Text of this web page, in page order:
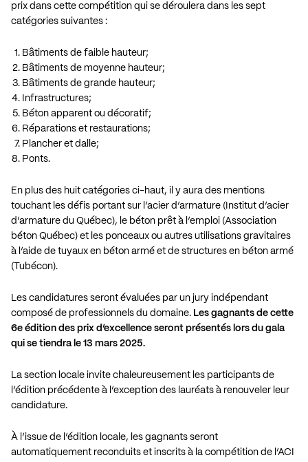
prix dans cette compétition qui se déroulera dans les sept
catégories suivantes :
Bâtiments de faible hauteur;
Bâtiments de moyenne hauteur;
Bâtiments de grande hauteur;
Infrastructures;
Béton apparent ou décoratif;
Réparations et restaurations;
Plancher et dalle;
Ponts.
En plus des huit catégories ci-haut, il y aura des mentions
touchant les défis portant sur l’acier d’armature (Institut d’acier
d’armature du Québec), le béton prêt à l’emploi (Association
béton Québec) et les ponceaux ou autres utilisations gravitaires
à l’aide de tuyaux en béton armé et de structures en béton armé
(Tubécon).
Les candidatures seront évaluées par un jury indépendant
composé de professionnels du domaine. Les gagnants de cette
6e édition des prix d’excellence seront présentés lors du gala
qui se tiendra le 13 mars 2025.
La section locale invite chaleureusement les participants de
l’édition précédente à l’exception des lauréats à renouveler leur
candidature.
À l’issue de l’édition locale, les gagnants seront
automatiquement reconduits et inscrits à la compétition de l’ACI